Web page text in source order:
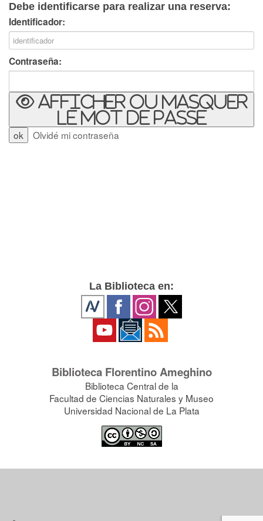
Debe identificarse para realizar una reserva:
Identificador:
Contraseña:
Afficher ou masquer
le mot de passe
Olvidé mi contraseña
La Biblioteca en:
Biblioteca Florentino Ameghino
Biblioteca Central de la
Facultad de Ciencias Naturales y Museo
Universidad Nacional de La Plata